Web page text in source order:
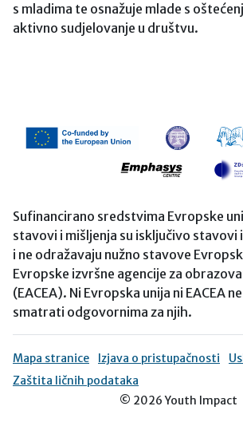
s mladima te osnažuje mlade s
aktivno sudjelovanje u društvu.
Sufinancirano sredstvima Evropske
stavovi i mišljenja su isključivo stavovi
i ne odražavaju nužno stavove
Evropske izvršne agencije za
(EACEA). Ni Evropska unija ni EACEA
smatrati odgovornima za njih.
Mapa stranice Izjava o pristupačnosti
Zaštita ličnih podataka
© 2026 Youth Impact